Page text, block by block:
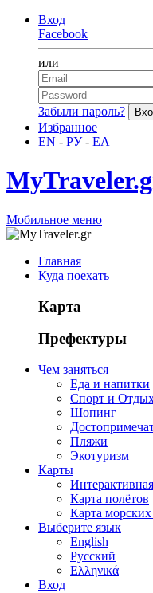
Вход
Facebook
или
Забыли пароль?
Избранное
EN - РУ- ΕΛ
Мобильное меню
Главная
Куда поехать
Карта
Префектуры
Чем заняться
Еда и напитки
Спорт и
Шопинг
Пляжи
Экотуризм
Карты
Карта полётов
Карта морских
Выберите язык
English
Русский
Ελληνικά
Вход